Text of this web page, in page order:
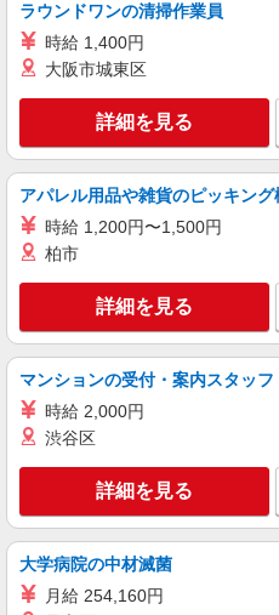
【平日のみ・
時給1600
キープ
アルバイト パート
株式会社バイトレ（ADM815171）
人と話すのが
時給1150円
キープ
アルバイト
久しぶりのお
時給1350円
ラウンドワンの清掃作業員
時給 1,400円
大阪市城東区
詳細を見る
アパレル用品や雑貨のピッキング
時給 1,200円〜1,500円
柏市
詳細を見る
マンションの受付・案内スタッフ
時給 2,000円
渋谷区
詳細を見る
大学病院の中材滅菌
月給 254,160円